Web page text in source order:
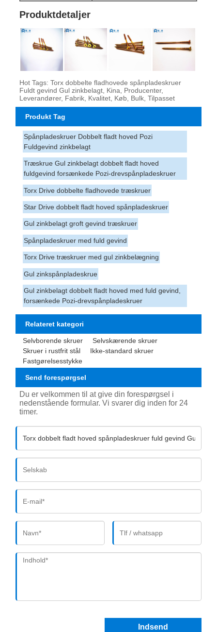
Produktdetaljer
Hot Tags: Torx dobbelte fladhovede spånpladeskruer
Fuldt gevind Gul zinkbelagt, Kina, Producenter,
Leverandører, Fabrik, Kvalitet, Køb, Bulk, Tilpasset
Produkt Tag
Spånpladeskruer Dobbelt fladt hoved Pozi
Fuldgevind zinkbelagt
Træskrue Gul zinkbelagt dobbelt fladt hoved
fuldgevind forsænkede Pozi-drevspånpladeskruer
Torx Drive dobbelte fladhovede træskruer
Star Drive dobbelt fladt hoved spånpladeskruer
Gul zinkbelagt groft gevind træskruer
Spånpladeskruer med fuld gevind
Torx Drive træskruer med gul zinkbelægning
Gul zinkspånpladeskrue
Gul zinkbelagt dobbelt fladt hoved med fuld gevind,
forsænkede Pozi-drevspånpladeskruer
Relateret kategori
Selvborende skruer
Selvskærende skruer
Skruer i rustfrit stål
Ikke-standard skruer
Fastgørelsesstykke
Send forespørgsel
Du er velkommen til at give din forespørgsel i
nedenstående formular. Vi svarer dig inden for 24
timer.
Indsend